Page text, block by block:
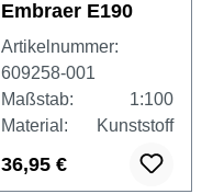
Embraer E190
Artikelnummer:
609258-001
Maßstab:
1:100
Material:
Kunststoff
36,95 €